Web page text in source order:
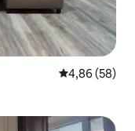
Note
4,86 (58)